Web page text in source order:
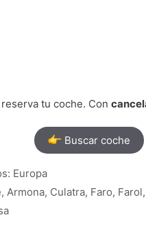
tu coche. Con
Buscar coche
Europa
, Armona, Culatra, Faro, Farol,